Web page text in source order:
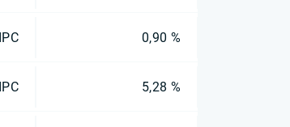
IPC 0,90 %
IPC 5,28 %